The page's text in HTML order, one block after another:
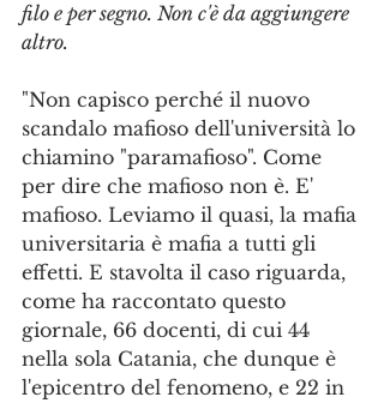
filo e per segno. Non c'è da aggiungere
altro.
"Non capisco perché il nuovo
scandalo mafioso dell'università lo
chiamino "paramafioso". Come
per dire che mafioso non è. E'
mafioso. Leviamo il quasi, la mafia
universitaria è mafia a tutti gli
effetti. E stavolta il caso riguarda,
come ha raccontato questo
giornale, 66 docenti, di cui 44
nella sola Catania, che dunque è
l'epicentro del fenomeno, e 22 in